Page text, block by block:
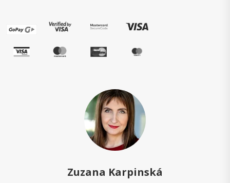
Zuzana Karpinská